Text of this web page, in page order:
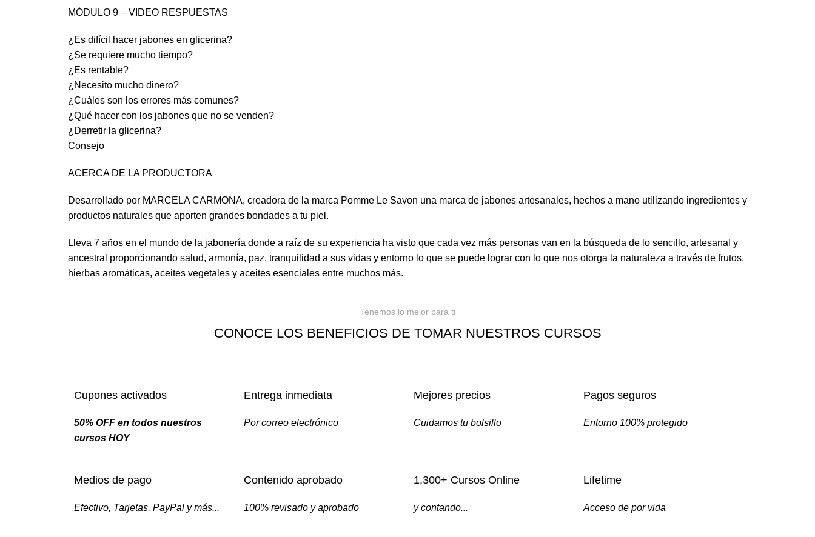
MÓDULO 9 – VIDEO RESPUESTAS
¿Es difícil hacer jabones en glicerina?
¿Se requiere mucho tiempo?
¿Es rentable?
¿Necesito mucho dinero?
¿Cuáles son los errores más comunes?
¿Qué hacer con los jabones que no se venden?
¿Derretir la glicerina?
Consejo
ACERCA DE LA PRODUCTORA
Desarrollado por MARCELA CARMONA, creadora de la marca Pomme Le Savon una marca de jabones artesanales, hechos a mano utilizando ingredientes y
productos naturales que aporten grandes bondades a tu piel.
Lleva 7 años en el mundo de la jabonería donde a raíz de su experiencia ha visto que cada vez más personas van en la búsqueda de lo sencillo, artesanal y
ancestral proporcionando salud, armonía, paz, tranquilidad a sus vidas y entorno lo que se puede lograr con lo que nos otorga la naturaleza a través de frutos,
hierbas aromáticas, aceites vegetales y aceites esenciales entre muchos más.
Tenemos lo mejor para ti
CONOCE LOS BENEFICIOS DE TOMAR NUESTROS CURSOS
Cupones activados
50% OFF en todos nuestros
cursos HOY
Entrega inmediata
Por correo electrónico
Mejores precios
Cuidamos tu bolsillo
Pagos seguros
Entorno 100% protegido
Medios de pago
Efectivo, Tarjetas, PayPal y más...
Contenido aprobado
100% revisado y aprobado
1,300+ Cursos Online
y contando...
Lifetime
Acceso de por vida